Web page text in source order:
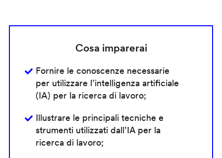
Cosa imparerai
Fornire le conoscenze necessarie
per utilizzare l’intelligenza artificiale
(IA) per la ricerca di lavoro;
Illustrare le principali tecniche e
strumenti utilizzati dall’IA per la
ricerca di lavoro;